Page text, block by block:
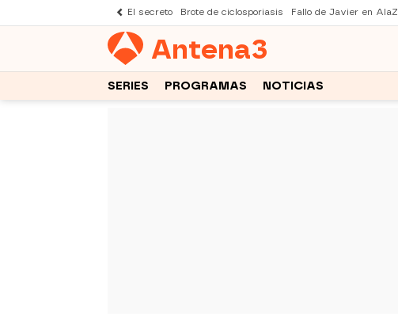
El secreto Brote de ciclosporiasis Fallo de Javier en AlaZ
Antena3
SERIES PROGRAMAS NOTICIAS